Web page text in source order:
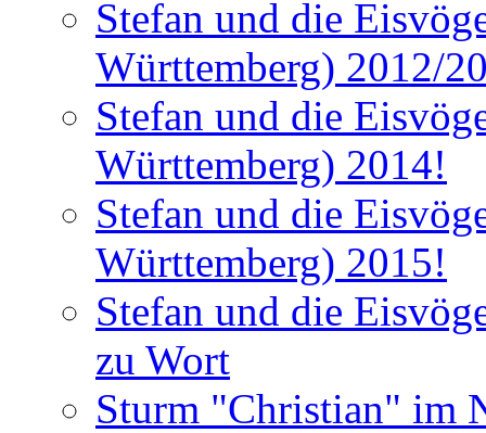
Stefan und die
Württemberg) 2012/
Stefan und die
Württemberg) 2014!
Stefan und die
Württemberg) 2015!
Stefan und die
zu Wort
Sturm "Christian" im